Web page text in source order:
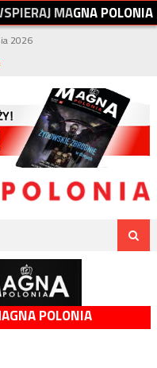
SPIERAJMAGNAPOLONIA
2026
POLONIA